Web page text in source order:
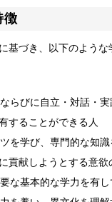
徴
基づき、以下のような
らびに自立・対話・
することができる人
を学び、専門的な知
貢献しようとする意欲
な基本的な学力を有し